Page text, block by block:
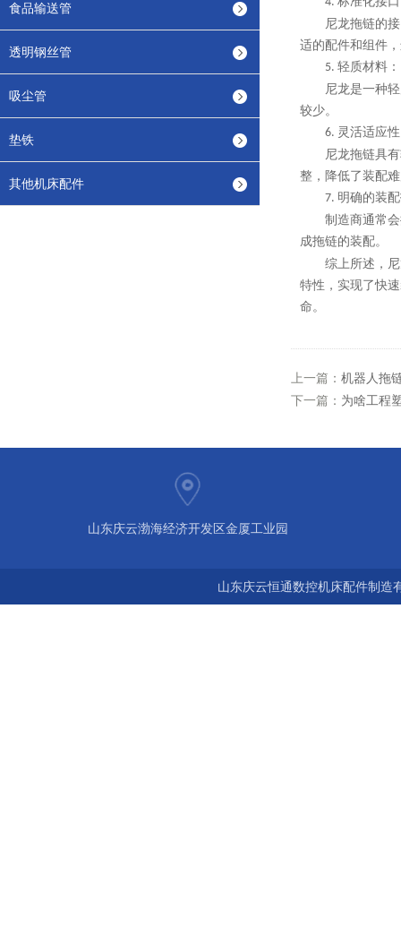
食品输送管
透明钢丝管
吸尘管
垫铁
其他机床配件
尼龙拖链的
适的配件和组件
5. 轻质材料：
尼龙是一种
较少。
6. 灵活适应
尼龙拖链具
整，降低了装配
7. 明确的装
制造商通常
成拖链的装配。
综上所述，
特性，实现了快
命。
上一篇： 机器人拖
下一篇： 为啥工程
山东庆云渤海经济开发区金厦工业园
山东庆云恒通数控机床配件制